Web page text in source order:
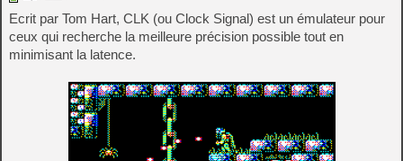
Ecrit par Tom Hart, CLK (ou Clock Signal) est un émulateur pour
ceux qui recherche la meilleure précision possible tout en
minimisant la latence.